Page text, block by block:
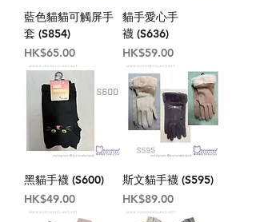
藍色貓貓可觸屏手
套 (S854)
價格
HK$65.00
貓手愛心手
襪 (S636)
價格
HK$59.00
黑貓手襪 (S600)
價格
HK$49.00
斯文貓手襪 (S595)
價格
HK$89.00